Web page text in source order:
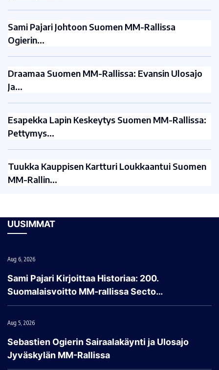
Sami Pajari Johtoon Suomen MM-Rallissa
Ogierin…
Draamaa Suomen MM-Rallissa: Evansin Ulosajo
Ja…
Esapekka Lapin Keskeytys Suomen MM-Rallissa:
Pettymys…
Tuukka Kauppisen Kartturi Loukkaantui Suomen
MM-Rallin…
UUSIMMAT
Aug 6, 2026
Sami Pajari Kirjoittaa Historiaa: 200.
Suomalaisvoitto MM-rallissa Secto…
Aug 5, 2026
Sebastien Ogierin Sairaalakäynti ja Ulosajo
Jyväskylän MM-Rallissa